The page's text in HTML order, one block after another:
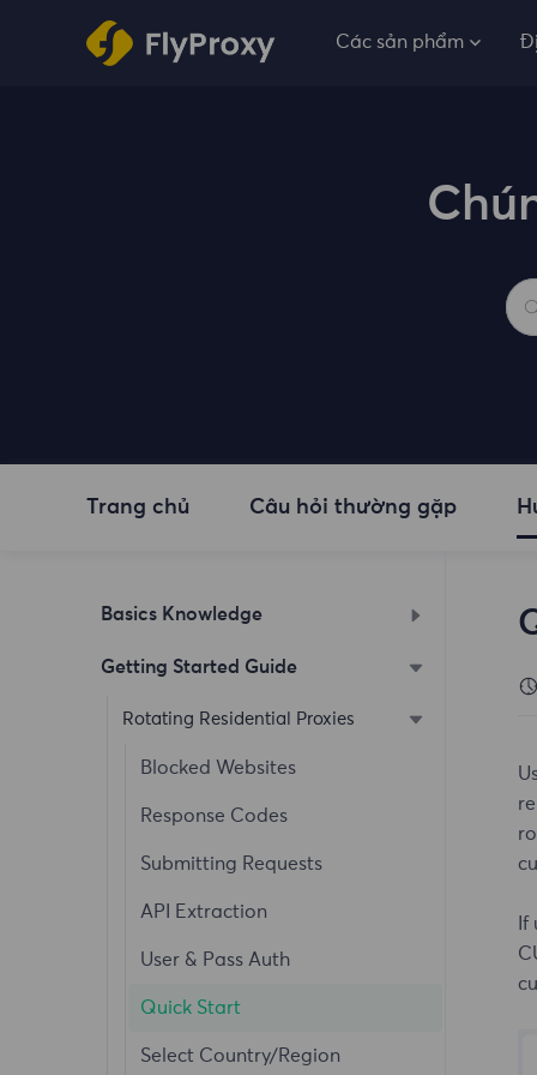
Các sản phẩm
Trang chủ Câu hỏi thường gặp
Basics Knowledge
How to Enable Notifications
What is FlyProxy
Extraction Method
Change Password
Purchase Guide
Registration Guide
Add User Tutorial
Whitelist Authentication
Dashboard
Getting Started Guide
Rotating Residential Proxies
Blocked Websites
Response Codes
Submitting Requests
API Extraction
User & Pass Auth
Quick Start
Select Country/Region
If